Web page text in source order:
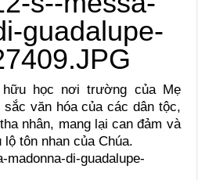
học nơi trường của Mẹ
văn hóa của các dân tộc,
nhân, mang lại can đảm và
tôn nhan của Chúa.